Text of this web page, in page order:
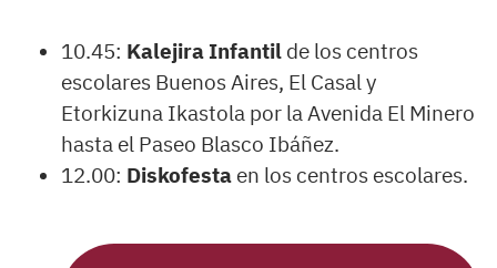
10.45: Kalejira Infantil de los centros
escolares Buenos Aires, El Casal y
Etorkizuna Ikastola por la Avenida El Minero
hasta el Paseo Blasco Ibáñez.
12.00: Diskofesta en los centros escolares.